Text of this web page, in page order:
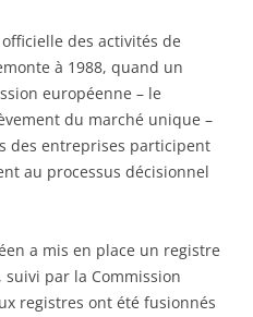
des activités de
à 1988, quand un
européenne – le
du marché unique –
des entreprises participent
au processus décisionnel
a mis en place un registre
par la Commission
registres ont été fusionnés